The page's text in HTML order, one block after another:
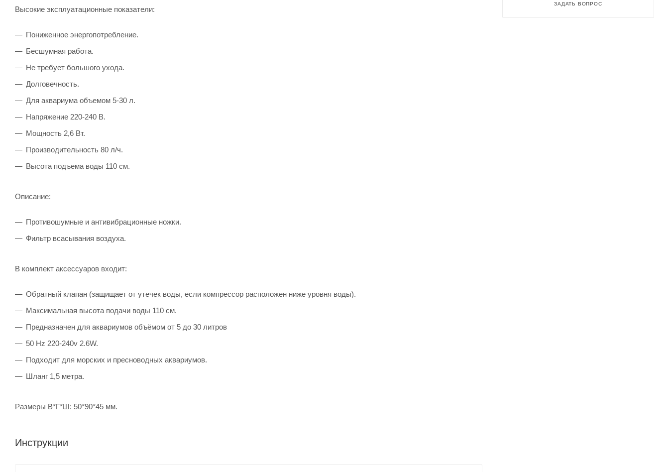
Высокие эксплуатационные показатели:
Пониженное энергопотребление.
Бесшумная работа.
Не требует большого ухода.
Долговечность.
Для аквариума объемом 5-30 л.
Напряжение 220-240 В.
Мощность 2,6 Вт.
Производительность 80 л/ч.
Высота подъема воды 110 см.
Описание:
Противошумные и антивибрационные ножки.
Фильтр всасывания воздуха.
В комплект аксессуаров входит:
Обратный клапан (защищает от утечек воды, если компрессор расположен ниже уровня воды).
Максимальная высота подачи воды 110 см.
Предназначен для аквариумов объёмом от 5 до 30 литров
50 Hz 220-240v 2.6W.
Подходит для морских и пресноводных аквариумов.
Шланг 1,5 метра.
Размеры В*Г*Ш: 50*90*45 мм.
Инструкции
ЗАДАТЬ ВОПРОС